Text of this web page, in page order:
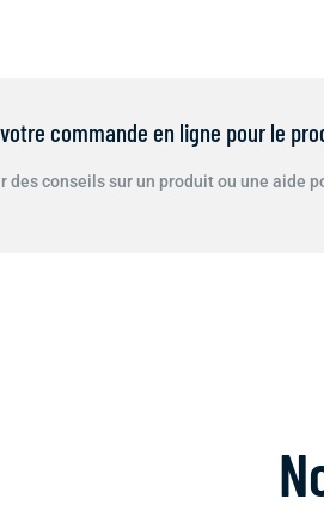
commande en ligne pour le
des conseils sur un produit ou une aide